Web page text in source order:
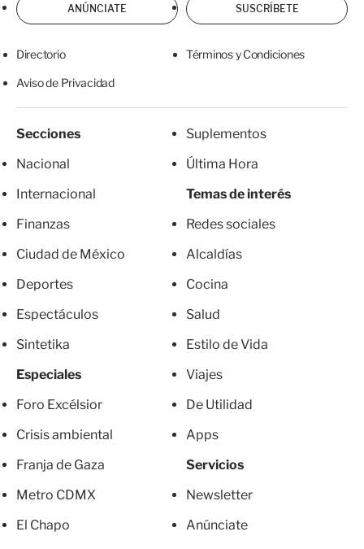
ANÚNCIATE SUSCRÍBETE
Directorio Términos y Condiciones
Aviso de Privacidad
Secciones
Nacional
Internacional
Finanzas
Ciudad de México
Deportes
Espectáculos
Sintetika
Especiales
Foro Excélsior
Crisis ambiental
Franja de Gaza
Metro CDMX
El Chapo
Suplementos
Última Hora
Temas de interés
Redes sociales
Alcaldías
Cocina
Salud
Estilo de Vida
Viajes
De Utilidad
Apps
Servicios
Newsletter
Anúnciate